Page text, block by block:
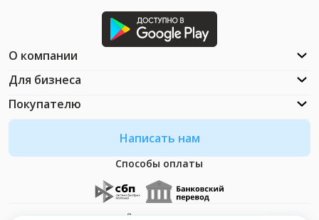
Написать нам
Способы оплаты
О компании
Для бизнеса
Покупателю
Документация